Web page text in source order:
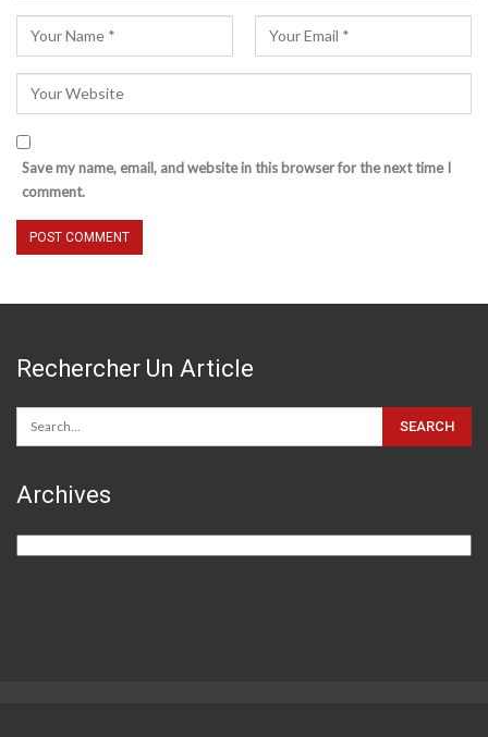
Save my name, email, and website in this browser for the next time I
comment.
Rechercher Un Article
Archives